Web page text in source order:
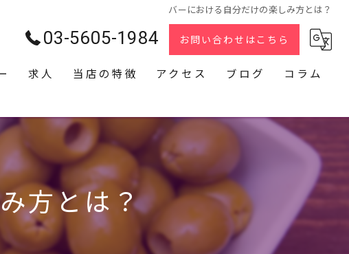
バーにおける自分だけの楽しみ方とは？
03-5605-1984 お問い合わせはこちら
求人 当店の特徴
スナック
2次会
貸切
アクセス ブログ コラム
方とは？